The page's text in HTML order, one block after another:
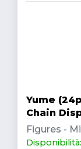
Yume
Chain
Figures -